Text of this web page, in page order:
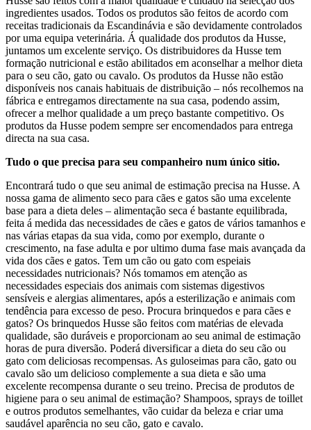
ingredientes usados. Todos os produtos são feitos de acordo com
receitas tradicionais da Escandinávia e são devidamente controlados
por uma equipa veterinária. Á qualidade dos produtos da Husse,
juntamos um excelente serviço. Os distribuidores da Husse tem
formação nutricional e estão abilitados em aconselhar a melhor dieta
para o seu cão, gato ou cavalo. Os produtos da Husse não estão
disponíveis nos canais habituais de distribuição – nós recolhemos na
fábrica e entregamos directamente na sua casa, podendo assim,
ofrecer a melhor qualidade a um preço bastante competitivo. Os
produtos da Husse podem sempre ser encomendados para entrega
directa na sua casa.
Tudo o que precisa para seu companheiro num único sitio.
Encontrará tudo o que seu animal de estimação precisa na Husse. A
nossa gama de alimento seco para cães e gatos são uma excelente
base para a dieta deles – alimentação seca é bastante equilibrada,
feita á medida das necessidades de cães e gatos de vários tamanhos e
nas várias etapas da sua vida, como por exemplo, durante o
crescimento, na fase adulta e por ultimo duma fase mais avançada da
vida dos cães e gatos. Tem um cão ou gato com espeiais
necessidades nutricionais? Nós tomamos em atenção as
necessidades especiais dos animais com sistemas digestivos
sensíveis e alergias alimentares, após a esterilização e animais com
tendência para excesso de peso. Procura brinquedos e para cães e
gatos? Os brinquedos Husse são feitos com matérias de elevada
qualidade, são duráveis e proporcionam ao seu animal de estimação
horas de pura diversão. Poderá diversificar a dieta do seu cão ou
gato com deliciosas recompensas. As guloseimas para cão, gato ou
cavalo são um delicioso complemente a sua dieta e são uma
excelente recompensa durante o seu treino. Precisa de produtos de
higiene para o seu animal de estimação? Shampoos, sprays de toillet
e outros produtos semelhantes, vão cuidar da beleza e criar uma
saudável aparência no seu cão, gato e cavalo.